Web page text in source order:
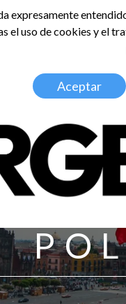
expresamente
el uso de cookies y el
Aceptar